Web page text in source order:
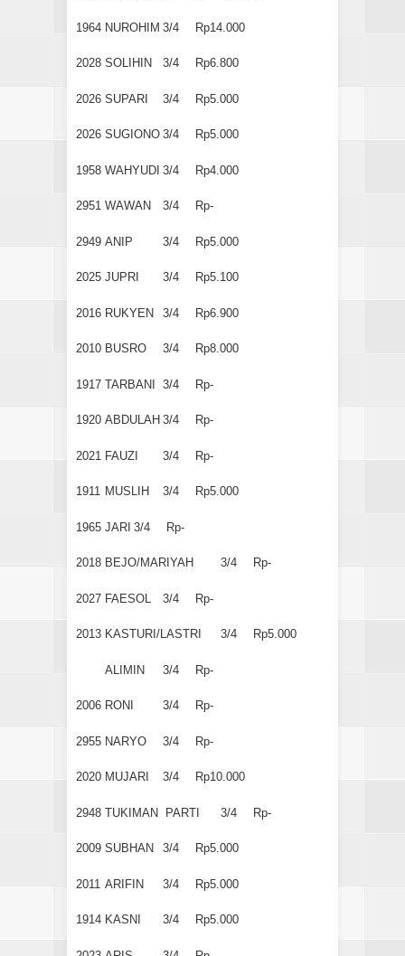
1964 NUROHIM 3/4 Rp14.000
2028 SOLIHIN 3/4 Rp6.800
2026 SUPARI 3/4 Rp5.000
2026 SUGIONO 3/4 Rp5.000
1958 WAHYUDI 3/4 Rp4.000
2951 WAWAN 3/4 Rp-
2949 ANIP 3/4 Rp5.000
2025 JUPRI 3/4 Rp5.100
2016 RUKYEN 3/4 Rp6.900
2010 BUSRO 3/4 Rp8.000
1917 TARBANI 3/4 Rp-
1920 ABDULAH 3/4 Rp-
2021 FAUZI 3/4 Rp-
1911 MUSLIH 3/4 Rp5.000
1965 JARI 3/4 Rp-
2018 BEJO/MARIYAH 3/4 Rp-
2027 FAESOL 3/4 Rp-
2013 KASTURI/LASTRI 3/4 Rp5.000
ALIMIN 3/4 Rp-
2006 RONI 3/4 Rp-
2955 NARYO 3/4 Rp-
2020 MUJARI 3/4 Rp10.000
2948 TUKIMAN PARTI 3/4 Rp-
2009 SUBHAN 3/4 Rp5.000
2011 ARIFIN 3/4 Rp5.000
1914 KASNI 3/4 Rp5.000